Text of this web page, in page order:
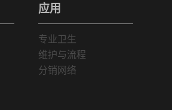
应用
专业卫生
维护与流程
分销网络